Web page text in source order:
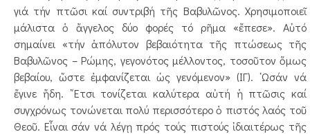
γιά τήν πτῶσι καί συντριβή τῆς Βαβυλῶνος. Χρησιμοποιεῖ
μάλιστα ὁ ἄγγελος δύο φορές τό ρῆμα «ἔπεσε». Αὐτό
σημαίνει «τήν ἀπόλυτον βεβαιότητα τῆς πτώσεως τῆς
Βαβυλῶνος – Ρώμης, γεγονότος μέλλοντος, τοσοῦτον ὅμως
βεβαίου, ὥστε ἐμφανίζεται ὡς γενόμενον» (ΙΓ). ῾Ωσάν νά
ἔγινε ἤδη. ῎Ετσι τονίζεται καλύτερα αὐτή ἡ πτῶσις καί
συγχρόνως τονώνεται πολύ περισσότερο ὁ πιστός λαός τοῦ
Θεοῦ. Εἶναι σάν νά λέγῃ πρός τούς πιστούς ἰδιαιτέρως τῆς